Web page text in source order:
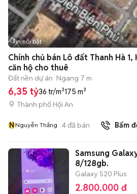
Tin nổi bật
Chính chủ bán Lô đất Thanh Hà
căn hộ cho thuê
Đất nền dự án Ngang 7 m
6,35 tỷ36 tr/m²175 m²
Thành phố Hội An
NNguyễn Thắng 4đã bán Bấm
Samsung
8/128gb.
Galaxy S20 Plus
2.800.000 đ